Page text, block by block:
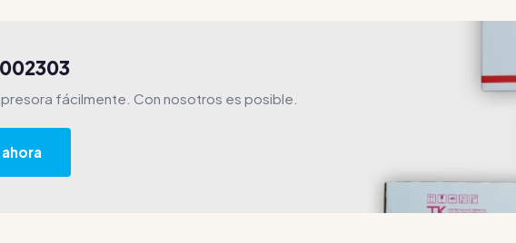
fácilmente. Con nosotros es posible.